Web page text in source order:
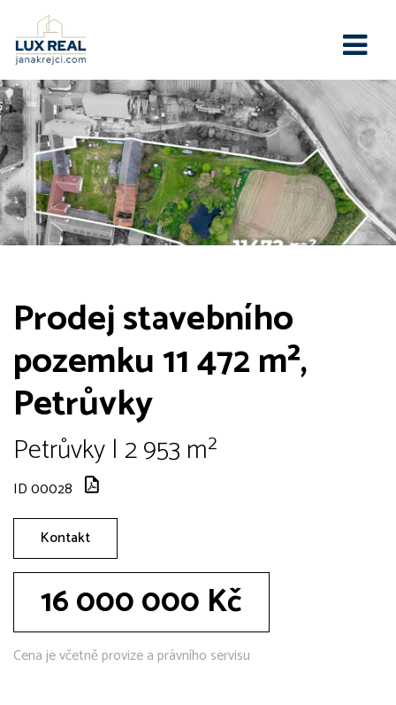
Prodej stavebního
pozemku 11 472 m²,
Petrůvky
Petrůvky | 2 953 m²
ID 00028
Kontakt
16 000 000 Kč
Cena je včetně provize a právního servisu